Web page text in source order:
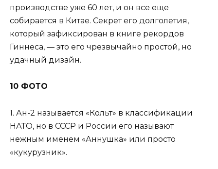
производстве уже 60 лет, и он все еще
собирается в Китае. Секрет его долголетия,
который зафиксирован в книге рекордов
Гиннеса, — это его чрезвычайно простой, но
удачный дизайн.
10 ФОТО
1. Ан-2 называется «Кольт» в классификации
НАТО, но в СССР и России его называют
нежным именем «Аннушка» или просто
«кукурузник».